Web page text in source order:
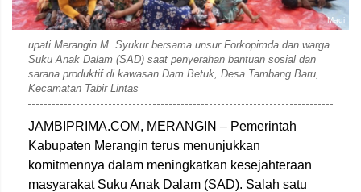
Madi
upati Merangin M. Syukur bersama unsur Forkopimda dan warga
Suku Anak Dalam (SAD) saat penyerahan bantuan sosial dan
sarana produktif di kawasan Dam Betuk, Desa Tambang Baru,
Kecamatan Tabir Lintas
JAMBIPRIMA.COM, MERANGIN – Pemerintah
Kabupaten Merangin terus menunjukkan
komitmennya dalam meningkatkan kesejahteraan
masyarakat Suku Anak Dalam (SAD). Salah satu